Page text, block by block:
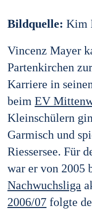
Bildquelle: Kim
Vincenz Mayer
Partenkirchen
Karriere in
beim EV
Kleinschülern
Garmisch und
Riessersee. Für
war er von 2005
Nachwuchsliga
2006/07 folgte